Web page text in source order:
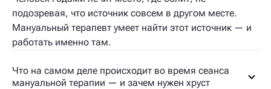
подозревая, что источник совсем в другом месте.
Мануальный терапевт умеет найти этот источник — и
работать именно там.
Что на самом деле происходит во время сеанса
мануальной терапии — и зачем нужен хруст